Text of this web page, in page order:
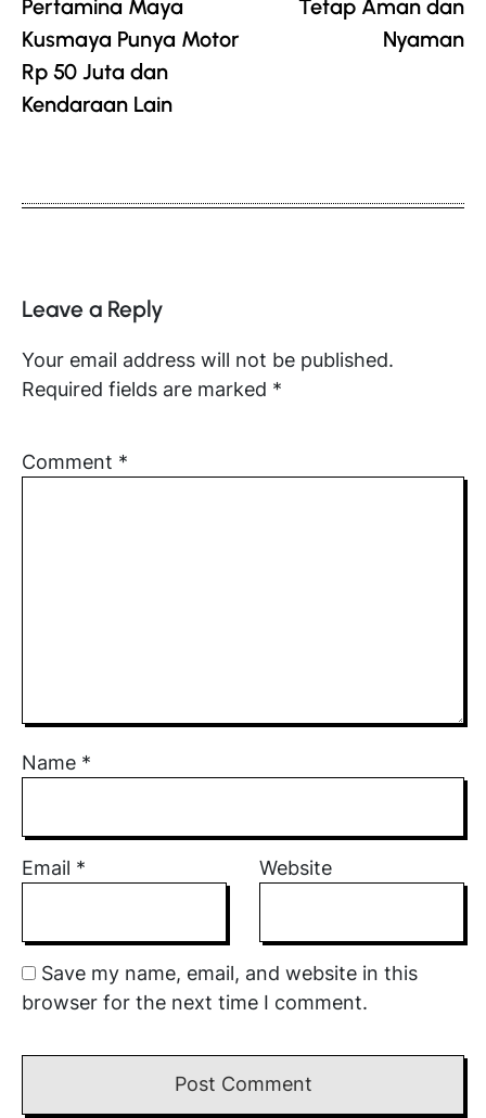
Pertamina Maya
Kusmaya Punya Motor
Rp 50 Juta dan
Kendaraan Lain
Tetap Aman dan
Nyaman
Leave a Reply
Your email address will not be published.
Required fields are marked *
Comment *
Name *
Email * Website
Save my name, email, and website in this
browser for the next time I comment.